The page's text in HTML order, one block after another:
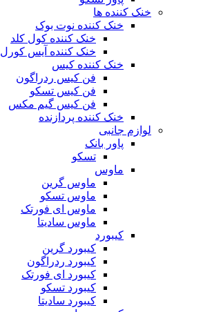
خنک کننده ها
خنک کننده نوت بوک
خنک کننده کول کلد
خنک کننده آیس کورل
خنک کننده کیس
فن کیس ردراگون
فن کیس تسکو
فن کیس گیم مکس
خنک کننده پردازنده
لوازم جانبی
پاور بانک
تسکو
ماوس
ماوس گرین
ماوس تسکو
ماوس ای فورتک
ماوس سادیتا
کیبورد
کیبورد گرین
کیبورد ردراگون
کیبورد ای فورتک
کیبورد تسکو
کیبورد سادیتا